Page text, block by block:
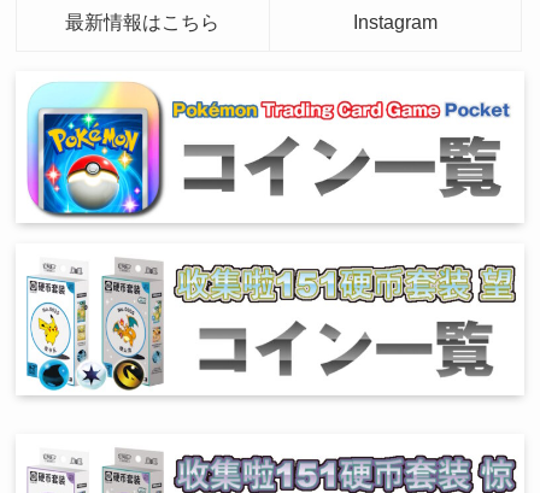
最新情報はこちら Instagram